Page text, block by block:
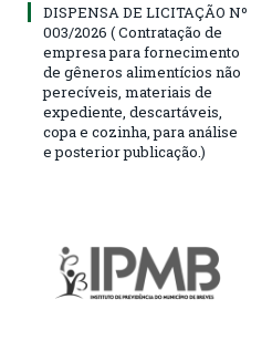
DISPENSA DE LICITAÇÃO Nº
003/2026 ( Contratação de
empresa para fornecimento
de gêneros alimentícios não
perecíveis, materiais de
expediente, descartáveis,
copa e cozinha, para análise
e posterior publicação.)